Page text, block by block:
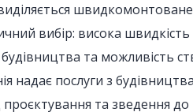
вибір: висока
будівництва та можливість
послуги з будівництва
проєктування та зведення